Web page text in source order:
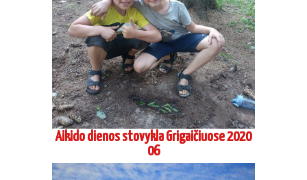
Aikido dienos stovykla Grigaičiuose 2020
06